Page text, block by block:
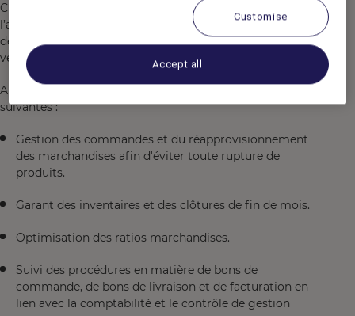
Chef, vos missions au quotidien seront d'assurer
l’approvisionnement, la gestion physique et comptable
des stocks de l’établissement : commande, réception et
vérification de la conformité.
A ce titre vos principales responsabilités sont les
suivantes :
Gestion des commandes et du réapprovisionnement
des marchandises afin d'éviter toute rupture de
produits.
Garant des inventaires et des clôtures de fin de mois.
Optimisation des ratios marchandises.
Suivi des procédures en matière de bons de
commande, de bons de livraison et de facturation en
lien avec la comptabilité et le contrôle de gestion
Customise
Accept all